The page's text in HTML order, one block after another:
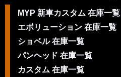
MYP 新車カスタム 在庫一覧
エボリューション 在庫一覧
ショベル 在庫一覧
パンヘッド 在庫一覧
カスタム 在庫一覧